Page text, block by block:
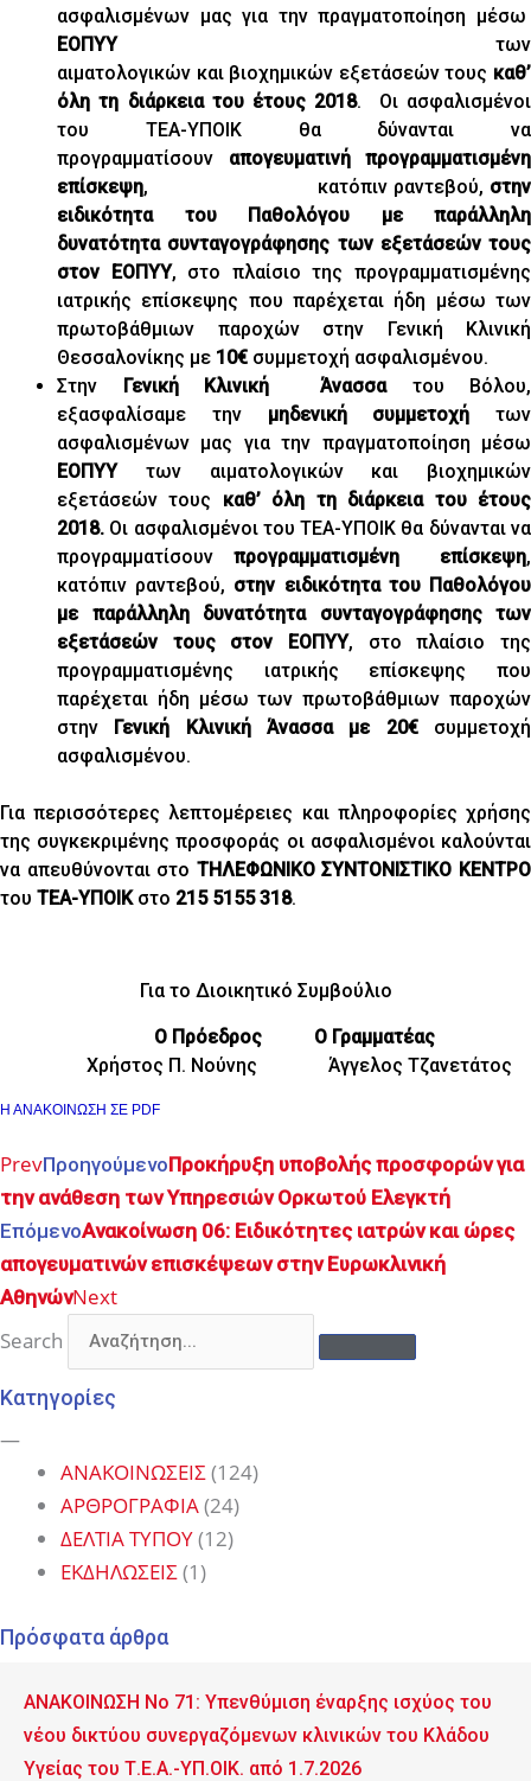
ασφαλισμένων μας για την πραγματοποίηση μέσω
ΕΟΠΥΥ
των
αιματολογικών και βιοχημικών εξετάσεών τους καθ’
όλη τη διάρκεια του έτους 2018. Οι ασφαλισμένοι
του ΤΕΑ-ΥΠΟΙΚ θα δύνανται να
προγραμματίσουν απογευματινή προγραμματισμένη
επίσκεψη, κατόπιν ραντεβού, στην
ειδικότητα του Παθολόγου με παράλληλη
δυνατότητα συνταγογράφησης των εξετάσεών τους
στον ΕΟΠΥΥ, στο πλαίσιο της προγραμματισμένης
ιατρικής επίσκεψης που παρέχεται ήδη μέσω των
πρωτοβάθμιων παροχών στην Γενική Κλινική
Θεσσαλονίκης με 10€ συμμετοχή ασφαλισμένου.
Στην Γενική Κλινική Άνασσατου Βόλου,
εξασφαλίσαμε την μηδενική συμμετοχή των
ασφαλισμένων μας για την πραγματοποίηση μέσω
ΕΟΠΥΥτων αιματολογικών και βιοχημικών
εξετάσεών τους καθ’ όλη τη διάρκεια του έτους
2018. Οι ασφαλισμένοι του ΤΕΑ-ΥΠΟΙΚ θα δύνανται να
προγραμματίσουν προγραμματισμένη επίσκεψη,
κατόπιν ραντεβού, στην ειδικότητα του Παθολόγου
με παράλληλη δυνατότητα συνταγογράφησης των
εξετάσεών τους στον ΕΟΠΥΥ, στο πλαίσιο της
προγραμματισμένης ιατρικής επίσκεψης που
παρέχεται ήδη μέσω των πρωτοβάθμιων παροχών
στην Γενική Κλινική Άνασσα με 20€συμμετοχή
ασφαλισμένου.
Για περισσότερες λεπτομέρειες και πληροφορίες χρήσης
της συγκεκριμένης προσφοράς οι ασφαλισμένοι καλούνται
να απευθύνονται στο ΤΗΛΕΦΩΝΙΚΟ ΣΥΝΤΟΝΙΣΤΙΚΟ ΚΕΝΤΡΟ
του ΤΕΑ-ΥΠΟΙΚστο 215 5155 318.
Για το Διοικητικό Συμβούλιο
Ο Πρόεδρος Ο Γραμματέας
Χρήστος Π. Νούνης Άγγελος Τζανετάτος
Η ΑΝΑΚΟΙΝΩΣΗ ΣΕ PDF
PrevΠροηγούμενοΠροκήρυξη υποβολής προσφορών για
την ανάθεση των Υπηρεσιών Ορκωτού Ελεγκτή
ΕπόμενοΑνακοίνωση 06: Ειδικότητες ιατρών και ώρες
απογευματινών επισκέψεων στην Ευρωκλινική
ΑθηνώνNext
Search
Κατηγορίες
—
ΑΝΑΚΟΙΝΩΣΕΙΣ (124)
ΑΡΘΡΟΓΡΑΦΙΑ(24)
ΔΕΛΤΙΑ ΤΥΠΟΥ(12)
ΕΚΔΗΛΩΣΕΙΣ (1)
Πρόσφατα άρθρα
ΑΝΑΚΟΙΝΩΣΗ No 71: Υπενθύμιση έναρξης ισχύος του
νέου δικτύου συνεργαζόμενων κλινικών του Κλάδου
Υγείας του Τ.Ε.Α.-ΥΠ.ΟΙΚ. από 1.7.2026